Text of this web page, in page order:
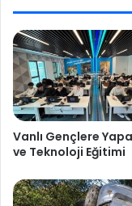
Vanlı Gençlere
ve Teknoloji Eğitimi